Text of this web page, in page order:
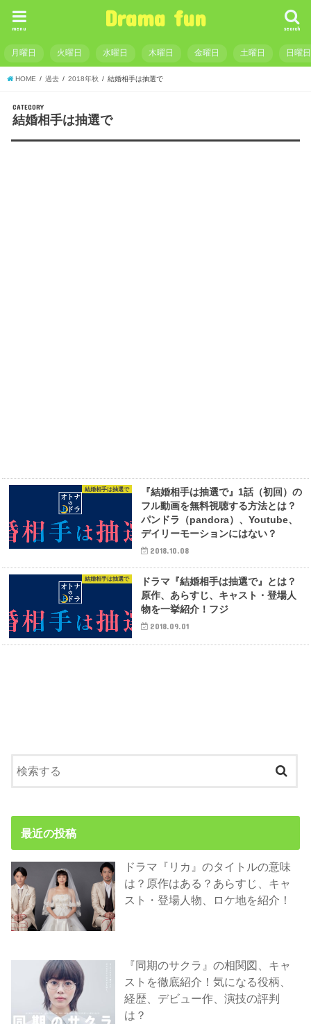
Drama fun search
menu
月曜日 火曜日 水曜日 木曜日 金曜日 土曜日 日曜日
HOME 過去 2018年秋 結婚相手は抽選で
CATEGORY
結婚相手は抽選で
結婚相手は抽選で
『結婚相手は抽選で』1話（初回）の
フル動画を無料視聴する方法とは？
パンドラ（pandora）、Youtube、
デイリーモーションにはない？
2018.10.08
結婚相手は抽選で
ドラマ『結婚相手は抽選で』とは？
原作、あらすじ、キャスト・登場人
物を一挙紹介！フジ
2018.09.01
最近の投稿
ドラマ『リカ』のタイトルの意味
は？原作はある？あらすじ、キャ
スト・登場人物、ロケ地を紹介！
『同期のサクラ』の相関図、キャ
ストを徹底紹介！気になる役柄、
経歴、デビュー作、演技の評判
は？